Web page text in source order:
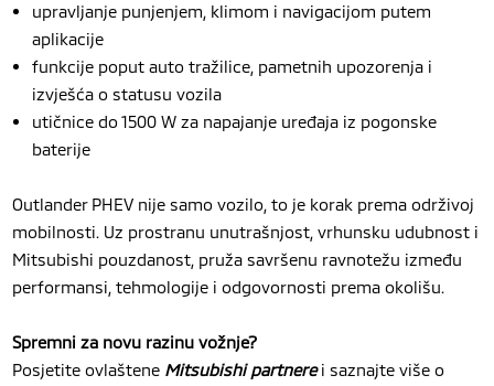
upravljanje punjenjem, klimom i navigacijom putem
aplikacije
funkcije poput auto tražilice, pametnih upozorenja i
izvješća o statusu vozila
utičnice do 1500 W za napajanje uređaja iz pogonske
baterije
Outlander PHEV nije samo vozilo, to je korak prema održivoj
mobilnosti. Uz prostranu unutrašnjost, vrhunsku udubnost i
Mitsubishi pouzdanost, pruža savršenu ravnotežu između
performansi, tehmologije i odgovornosti prema okolišu.
Spremni za novu razinu vožnje?
Posjetite ovlaštene Mitsubishi partnerei saznajte više o